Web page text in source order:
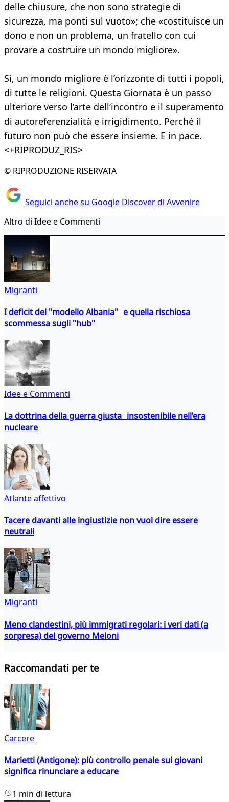
delle chiusure, che non sono strategie di
sicurezza, ma ponti sul vuoto»; che «costituisce un
dono e non un problema, un fratello con cui
provare a costruire un mondo migliore».
Sì, un mondo migliore è l’orizzonte di tutti i popoli,
di tutte le religioni. Questa Giornata è un passo
ulteriore verso l’arte dell’incontro e il superamento
di autoreferenzialità e irrigidimento. Perché il
futuro non può che essere insieme. E in pace.
<+RIPRODUZ_RIS>
© RIPRODUZIONE RISERVATA
Seguici anche su Google Discover di Avvenire
Altro di Idee e Commenti
Migranti
I deficit del "modello Albania" e quella rischiosa
scommessa sugli "hub"
Idee e Commenti
La dottrina della guerra giusta insostenibile nell’era
nucleare
Atlante affettivo
Tacere davanti alle ingiustizie non vuol dire essere
neutrali
Migranti
Meno clandestini, più immigrati regolari: i veri dati (a
sorpresa) del governo Meloni
Raccomandati per te
Carcere
Marietti (Antigone): più controllo penale sui giovani
significa rinunciare a educare
1 min di lettura